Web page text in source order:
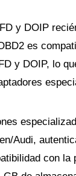
y DOIP
es
y DOIP, lo
Audi,
con la